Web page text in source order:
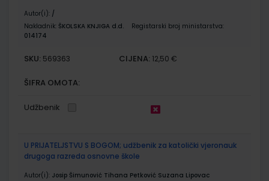
Autor(i): /
Nakladnik: ŠKOLSKA KNJIGA d.d.
Registarski broj ministarstva:
014174
SKU: 569363 CIJENA: 12,50 €
ŠIFRA OMOTA:
Udžbenik
U PRIJATELJSTVU S BOGOM; udžbenik za katolički vjeronauk
drugoga razreda osnovne škole
Autor(i): Josip Šimunović Tihana Petković Suzana Lipovac